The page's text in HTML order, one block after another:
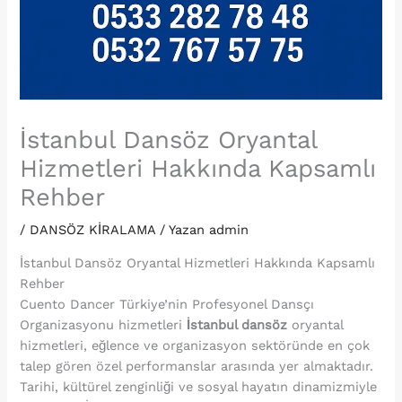
İstanbul Dansöz Oryantal
Hizmetleri Hakkında Kapsamlı
Rehber
/ DANSÖZ KİRALAMA / Yazan admin
İstanbul Dansöz Oryantal Hizmetleri Hakkında Kapsamlı
Rehber
Cuento Dancer Türkiye’nin Profesyonel Dansçı
Organizasyonu hizmetleri İstanbul dansöz oryantal
hizmetleri, eğlence ve organizasyon sektöründe en çok
talep gören özel performanslar arasında yer almaktadır.
Tarihi, kültürel zenginliği ve sosyal hayatın dinamizmiyle